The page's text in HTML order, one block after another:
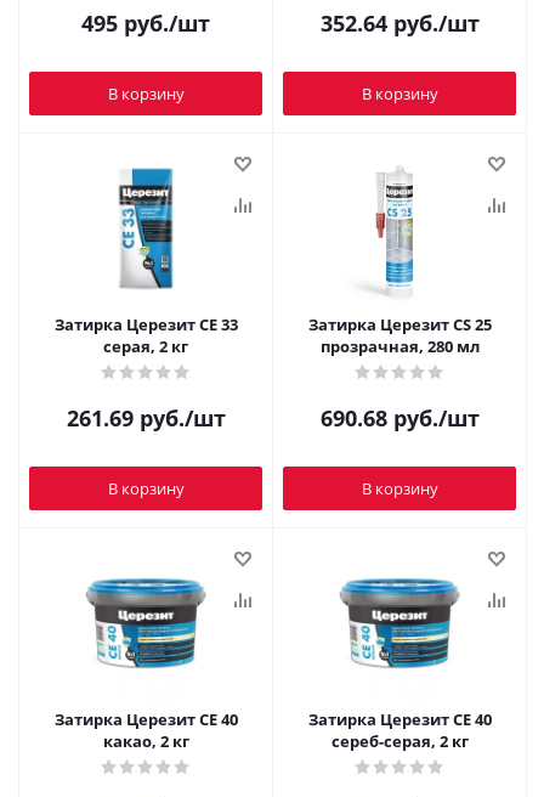
495 руб./шт
В корзину
352.64руб./шт
В корзину
Затирка Церезит CE 33
серая, 2 кг
261.69руб./шт
В корзину
Затирка Церезит CS 25
прозрачная, 280 мл
690.68руб./шт
В корзину
Затирка Церезит CE 40
какао, 2 кг
Затирка Церезит CE 40
сереб-серая, 2 кг